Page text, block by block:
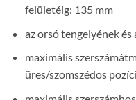
felületéig: 135 mm
az orsó tengelyének
maximális
üres/szomszédos